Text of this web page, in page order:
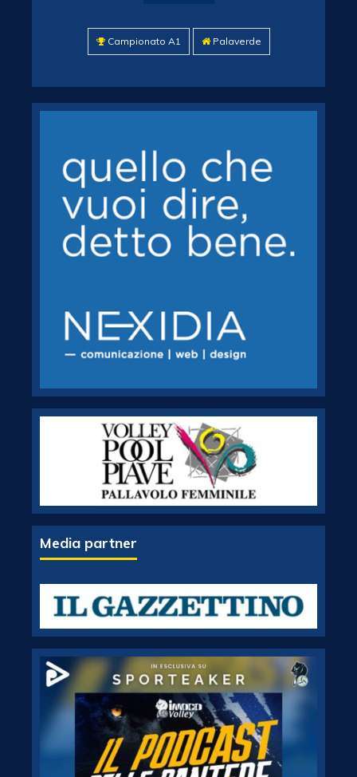
Campionato A1 Palaverde
Media partner